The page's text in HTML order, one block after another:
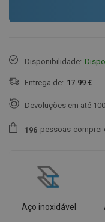
Disponibilidade:
Entrega de: 17.99 €
Devoluções em até
1 96 pessoas comprei
Aço inoxidável